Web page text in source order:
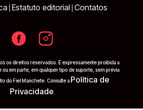
Estatuto editorial Contatos
os direitos reservados. É expressamente proibida a
em parte, em qualquer tipo de suporte, sem prévia
do Fiel Manchete. Consulte a Política de
Privacidade